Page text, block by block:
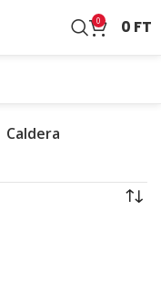
0 0 FT
Caldera